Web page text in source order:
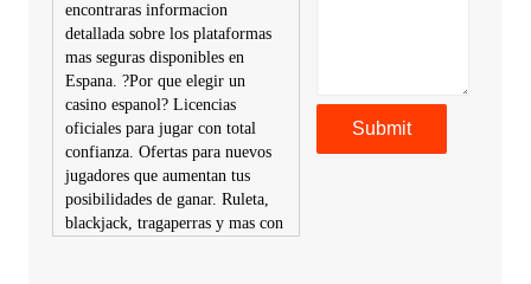
encontraras informacion
detallada sobre los plataformas
mas seguras disponibles en
Espana. ?Por que elegir un
casino espanol? Licencias
oficiales para jugar con total
confianza. Ofertas para nuevos
jugadores que aumentan tus
posibilidades de ganar. Ruleta,
blackjack, tragaperras y mas con